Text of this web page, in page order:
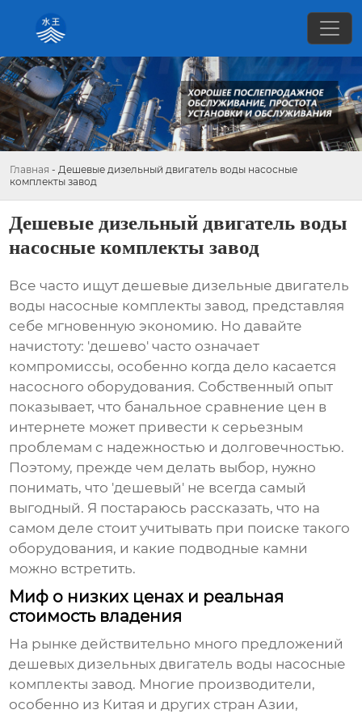
Главная - Дешевые дизельный двигатель воды насосные
комплекты завод
Дешевые дизельный двигатель воды
насосные комплекты завод
Все часто ищутдешевые дизельные двигатель
воды насосные комплекты завод, представляя
себе мгновенную экономию. Но давайте
начистоту: 'дешево' часто означает
компромиссы, особенно когда дело касается
насосного оборудования. Собственный опыт
показывает, что банальное сравнение цен в
интернете может привести к серьезным
проблемам с надежностью и долговечностью.
Поэтому, прежде чем делать выбор, нужно
понимать, что 'дешевый' не всегда самый
выгодный. Я постараюсь рассказать, что на
самом деле стоит учитывать при поиске такого
оборудования, и какие подводные камни
можно встретить.
Миф о низких ценах и реальная
стоимость владения
На рынке действительно много предложений
дешевых дизельных двигатель воды насосные
комплекты завод. Многие производители,
особенно из Китая и других стран Азии,